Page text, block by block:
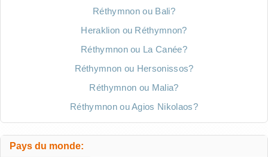
Réthymnon ou Bali?
Heraklion ou Réthymnon?
Réthymnon ou La Canée?
Réthymnon ou Hersonissos?
Réthymnon ou Malia?
Réthymnon ou Agios Nikolaos?
Pays du monde: